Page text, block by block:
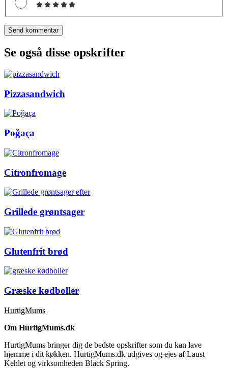
Se også disse opskrifter
Pizzasandwich
Poğaça
Citronfromage
Grillede grøntsager
Glutenfrit brød
Græske kødboller
HurtigMums
Om HurtigMums.dk
HurtigMums bringer dig de bedste opskrifter som du kan lave
hjemme i dit køkken. HurtigMums.dk udgives og ejes af Laust
Kehlet og virksomheden Black Spring.